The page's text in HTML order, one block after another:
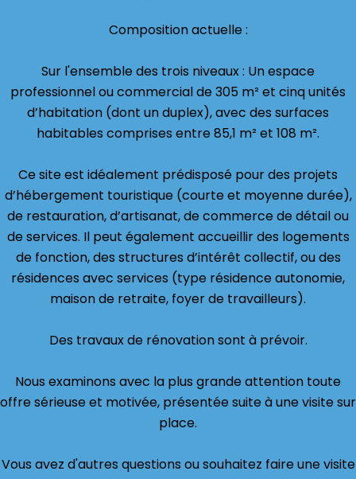
Composition actuelle :
Sur l'ensemble des trois niveaux : Un espace
professionnel ou commercial de 305 m² et cinq unités
d’habitation (dont un duplex), avec des surfaces
habitables comprises entre 85,1 m² et 108 m².
Ce site est idéalement prédisposé pour des projets
d’hébergement touristique (courte et moyenne durée),
de restauration, d’artisanat, de commerce de détail ou
de services. Il peut également accueillir des logements
de fonction, des structures d’intérêt collectif, ou des
résidences avec services (type résidence autonomie,
maison de retraite, foyer de travailleurs).
Des travaux de rénovation sont à prévoir.
Nous examinons avec la plus grande attention toute
offre sérieuse et motivée, présentée suite à une visite sur
place.
Vous avez d'autres questions ou souhaitez faire une visite